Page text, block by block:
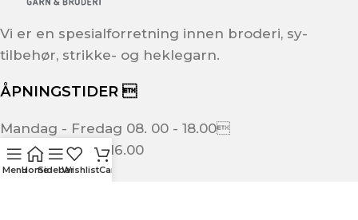
Vi er en spesialforretning innen broderi, sy-
tilbehør, strikke- og heklegarn.
ÅPNINGSTIDER 
Mandag - Fredag 08. 00 - 18.00
Lørdag: 09.00 - 16.00
MenuHomeSidebarWishlistCart